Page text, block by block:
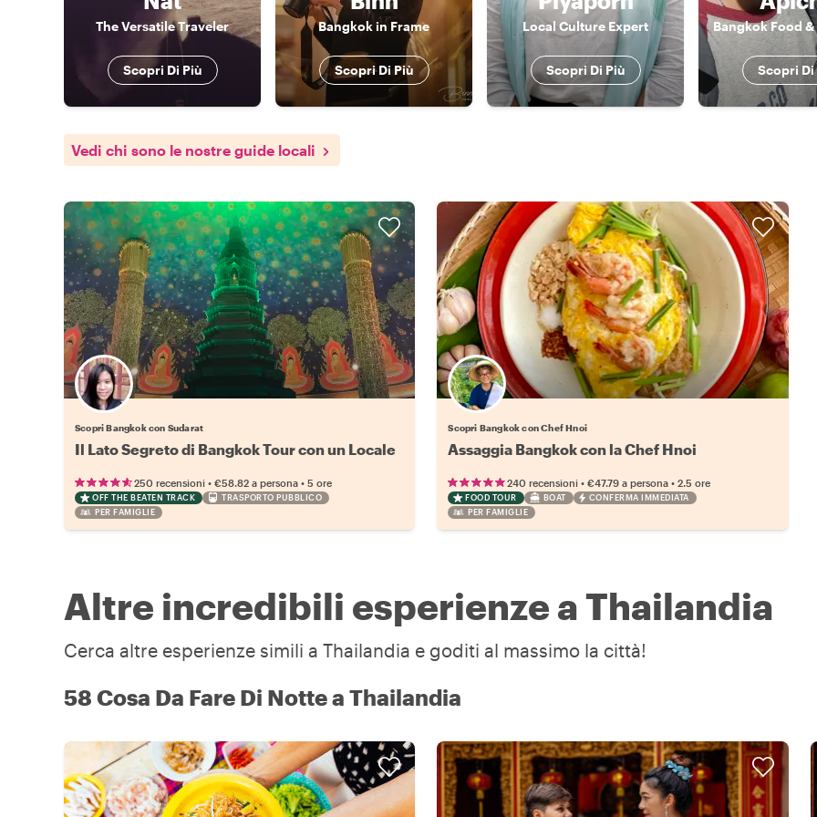
The Versatile Traveler
Scopri Di Più
Bangkok in Frame
Scopri Di Più
Local Culture Expert
Scopri Di Più Scopri Di
Vedi chi sono le nostre guide locali
Scopri Bangkok con Sudarat
Il Lato Segreto di Bangkok Tour con un Locale
250 recensioni • €58.82 a persona • 5 ore
OFF THE BEATEN TRACK
TRASPORTO PUBBLICO
PER FAMIGLIE
Scopri Bangkok con Chef Hnoi
Assaggia Bangkok con la Chef Hnoi
240 recensioni •€47.79 a persona •2.5 ore
FOOD TOUR BOAT
CONFERMA IMMEDIATA
PER FAMIGLIE
Altre incredibili esperienze a Thailandia
Cerca altre esperienze simili a Thailandia e goditi al massimo la città!
58 Cosa Da Fare Di Notte a Thailandia